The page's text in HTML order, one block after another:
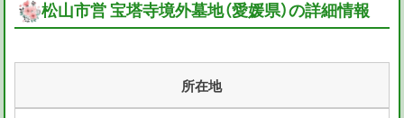
松山市営 宝塔寺境外墓地（愛媛県）の詳細情報
所在地